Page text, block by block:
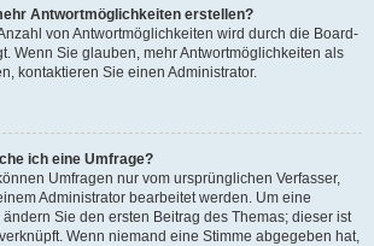
Antwortmöglichkeiten erstellen?
von Antwortmöglichkeiten wird durch die Board-
Wenn Sie glauben, mehr Antwortmöglichkeiten als
kontaktieren Sie einen Administrator.
ich eine Umfrage?
Umfragen nur vom ursprünglichen Verfasser,
Administrator bearbeitet werden. Um eine
Sie den ersten Beitrag des Themas; dieser ist
Wenn niemand eine Stimme abgegeben hat,